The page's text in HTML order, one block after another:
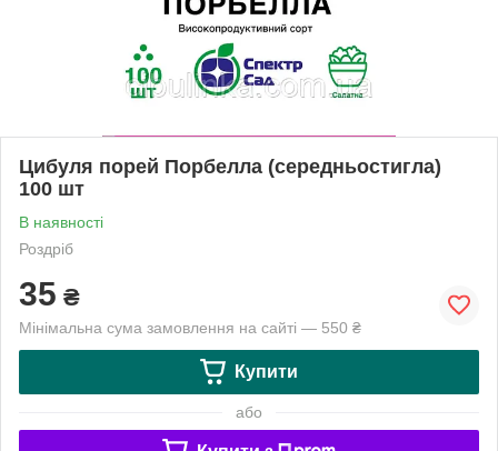
Цибуля порей Порбелла (середньостигла)
100 шт
В наявності
Роздріб
35 ₴
Мінімальна сума замовлення на сайті — 550 ₴
Купити
або